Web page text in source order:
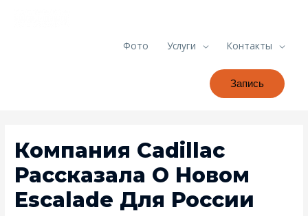
Фото Услуги Контакты
Запись
Компания Cadillac
Рассказала О Новом
Escalade Для России